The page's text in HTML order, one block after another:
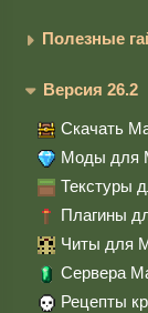
Полезные
Версия 26.2
Скачать
Моды для
Текстуры
Плагины
Читы для
Сервера
Рецепты